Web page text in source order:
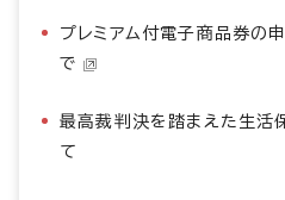
プレミアム付電子商品券の
で
最高裁判決を踏まえた生活
て